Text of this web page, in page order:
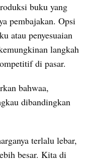
buku yang
pembajakan. Opsi
atau penyesuaian
langkah
di pasar.
bahwaa,
dibandingkan
terlalu lebar,
besar. Kita di